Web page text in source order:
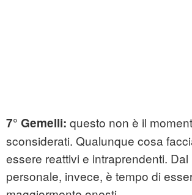
7° Gemelli: questo non è il
sconsiderati. Qualunque cosa
essere reattivi e intraprendenti.
personale, invece, è tempo di